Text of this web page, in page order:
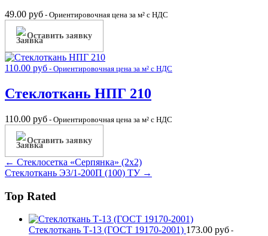
49.00 руб - Ориентировочная цена за м² с НДС
Оставить заявку
110.00 руб - Ориентировочная цена за м² с НДС
Стеклоткань НПГ 210
110.00 руб - Ориентировочная цена за м² с НДС
Оставить заявку
← Стеклосетка «Серпянка» (2х2)
Стеклоткань Э3/1-200П (100) ТУ →
Top Rated
Стеклоткань Т-13 (ГОСТ 19170-2001) 173.00 руб -